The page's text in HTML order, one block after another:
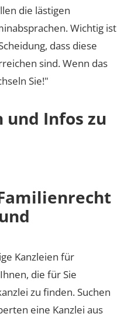
die lästigen
Wichtig ist
dass diese
sind. Wenn das
Sie!"
und Infos zu
Kanzleien für
die für Sie
zu finden. Suchen
eine Kanzlei aus